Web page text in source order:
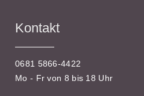
Kontakt
0681 5866-4422
Mo - Fr von 8 bis 18 Uhr